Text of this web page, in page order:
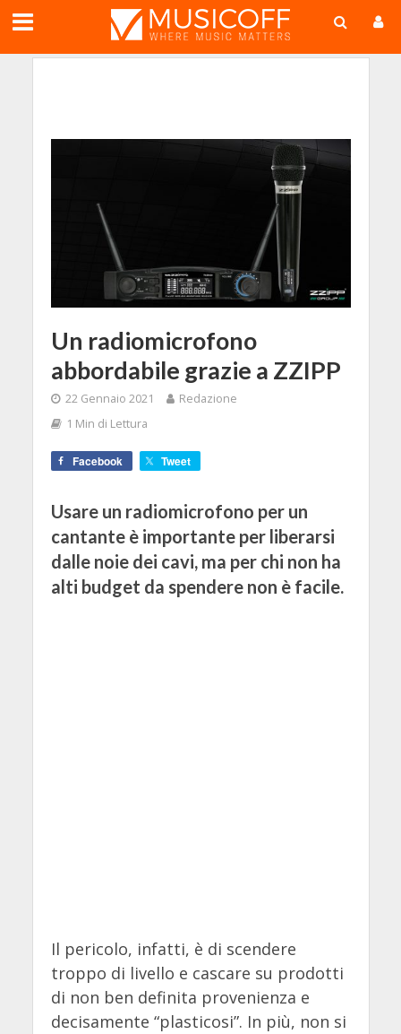
Un radiomicrofono
abbordabile grazie a ZZIPP
22 Gennaio 2021
Redazione
1 Min di Lettura
Facebook Tweet
Usare un radiomicrofono per un
cantante è importante per liberarsi
dalle noie dei cavi, ma per chi non ha
alti budget da spendere non è facile.
Il pericolo, infatti, è di scendere
troppo di livello e cascare su prodotti
di non ben definita provenienza e
decisamente “plasticosi”. In più, non si